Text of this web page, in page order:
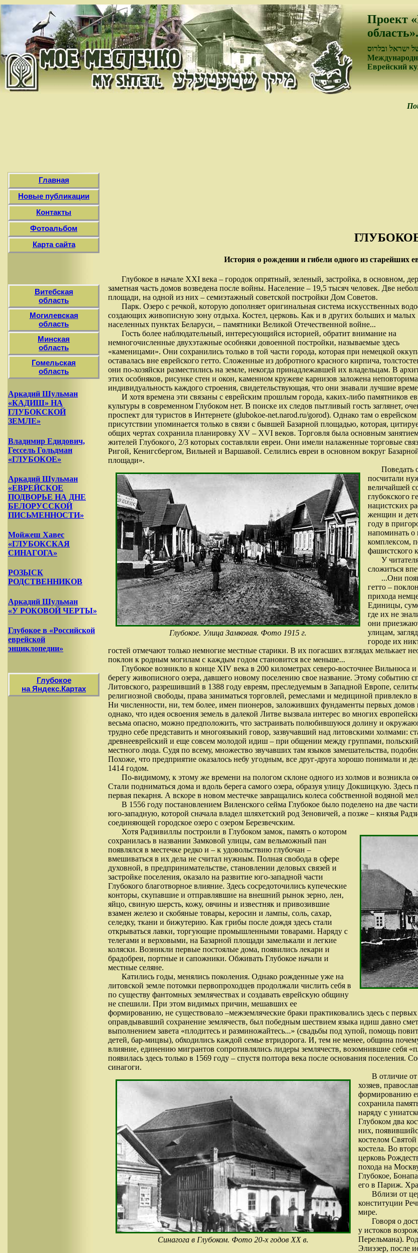
Проект
область».
ישראל ובלרוס
Еврейский
Главная
Новые публикации
Контакты
Фотоальбом
Карта сайта
Витебская
область
Могилевская
область
Минская
область
Гомельская
область
Аркадий Шульман
«КАДИШ» НА
ГЛУБОКСКОЙ
ЗЕМЛЕ»
Владимир Едидович,
Гессель Гольдман
«ГЛУБОКОЕ»
Аркадий Шульман
«ЕВРЕЙСКОЕ
ПОДВОРЬЕ НА ДНЕ
БЕЛОРУССКОЙ
ПИСЬМЕННОСТИ»
Мойжеш Хавес
«ГЛУБОКСКАЯ
СИНАГОГА»
РОЗЫСК
РОДСТВЕННИКОВ
Аркадий Шульман
«У РОКОВОЙ ЧЕРТЫ»
Глубокое в «Российской
еврейской
энциклопедии»
Глубокое
на Яндекс.Картах
История о рождении и гибели одного из старейших
Глубокое в начале XXI века – городок опрятный, зеленый, застройка, в основном,
заметная часть домов возведена после войны. Население – 19,5 тысяч человек. Две
площади, на одной из них – семиэтажный советской постройки Дом Советов.
Парк. Озеро с речкой, которую дополняет оригинальная система искусственных
создающих живописную зону отдыха. Костел, церковь. Как и в других больших и малых
населенных пунктах Беларуси, – памятники Великой Отечественной войне...
Гость более наблюдательный, интересующийся историей, обратит внимание на
немногочисленные двухэтажные особняки довоенной постройки, называемые здесь
«каменицами». Они сохранились только в той части города, которая при немецкой
оставалась вне еврейского гетто. Сложенные из добротного красного кирпича,
они по-хозяйски разместились на земле, некогда принадлежавшей их владельцам. В
этих особняков, рисунке стен и окон, каменном кружеве карнизов заложена
индивидуальность каждого строения, свидетельствующая, что они знавали лучшие
И хотя времена эти связаны с еврейским прошлым города, каких-либо памятников
культуры в современном Глубоком нет. В поиске их следов пытливый гость заглянет,
проспект для туристов в Интернете (glubokoe-net.narod.ru/gorod). Однако там о еврейском
присутствии упоминается только в связи с бывшей Базарной площадью, которая,
общих чертах сохранила планировку ХV – XVI веков. Торговля была основным
жителей Глубокого, 2/3 которых составляли евреи. Они имели налаженные торговые
Ригой, Кенигсбергом, Вильней и Варшавой. Селились евреи в основном вокруг
площади».
Глубокое. Улица Замковая. Фото 1915 г.
Поведать
посчитали
величайшей
глубокского
нацистских
женщин и
году в
напоминать о
комплексом,
фашистского
У
сложиться
...Они
гетто –
прихода
Единицы,
где их не
они
улицам,
городе их
гостей отмечают только немногие местные старики. В их погасших взглядах мелькает
поклон к родным могилам с каждым годом становится все меньше...
Глубокое возникло в конце XIV века в 200 километрах северо-восточнее
берегу живописного озера, давшего новому поселению свое название. Этому событию
Литовского, разрешивший в 1388 году евреям, преследуемым в Западной Европе,
религиозной свободы, права заниматься торговлей, ремеслами и медициной
Ни численности, ни, тем более, имен пионеров, заложивших фундаменты первых домов
однако, что идея освоения земель в далекой Литве вызвала интерес во многих
весьма опасно, можно предположить, что застраивать полюбившуюся долину и
трудно себе представить и многоязыкий говор, зазвучавший над литовскими холмами:
древнееврейский и еще совсем молодой идиш – при общении между группами,
местного люда. Судя по всему, множество звучавших там языков замешательства,
Похоже, что предприятие оказалось небу угодным, все друг-друга хорошо понимали и
1414 годом.
По-видимому, к этому же времени на пологом склоне одного из холмов и возникла
Стали подниматься дома и вдоль берега самого озера, образуя улицу Докшицкую.
первая пекарня. А вскоре в новом местечке завращались колеса собственной водяной
В 1556 году постановлением Виленского сейма Глубокое было поделено на две
юго-западную, которой сначала владел шляхетский род Зеновичей, а позже – князья
соединяющей городское озеро с озером Березвечским.
Хотя Радзивиллы построили в Глубоком замок, память о котором
сохранилась в названии Замковой улицы, сам вельможный пан
появлялся в местечке редко и – к удовольствию глубочан –
вмешиваться в их дела не считал нужным. Полная свобода в сфере
духовной, в предпринимательстве, становлении деловых связей и
застройке поселения, оказало на развитие юго-западной части
Глубокого благотворное влияние. Здесь сосредоточились купеческие
конторы, скупавшие и отправлявшие на внешний рынок зерно, лен,
яйцо, свиную шерсть, кожу, овчины и известняк и привозившие
взамен железо и скобяные товары, керосин и лампы, соль, сахар,
селедку, ткани и бижутерию. Как грибы после дождя здесь стали
открываться лавки, торгующие промышленными товарами. Наряду с
телегами и верховыми, на Базарной площади замелькали и легкие
коляски. Возникли первые постоялые дома, появились лекари и
брадобреи, портные и сапожники. Обживать Глубокое начали и
местные селяне.
Катились годы, менялись поколения. Однако рожденные уже на
литовской земле потомки первопроходцев продолжали числить себя в
по существу фантомных землячествах и создавать еврейскую общину
не спешили. При этом видимых причин, мешавших ее
формированию, не существовало –межземляческие браки практиковались здесь с
оправдывавший сохранение землячеств, был победным шествием языка идиш давно
выполнением завета «плодитесь и разминожайтесь...» (свадьбы под хупой, помощь
детей, бар-мицвы), обходились каждой семье втридорога. И, тем не менее, община
влияние, единению мигрантов сопротивлялись лидеры землячеств, возомнившие
появилась здесь только в 1569 году – спустя полтора века после основания
синагоги.
Синагога в Глубоком. Фото 20-х годов XX в.
В отличие от
хозяев,
формированию
сохранила
наряду с
Глубоком два
них,
костелом
костела. Во
церковь
похода на
Глубокое,
его в Париж.
Вблизи от
конституции
мире.
Говоря о
у истоков
Перельмана).
Элиэзер, после